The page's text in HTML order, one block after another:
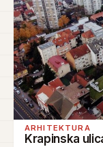
ARHITEKTURA
Krapinska